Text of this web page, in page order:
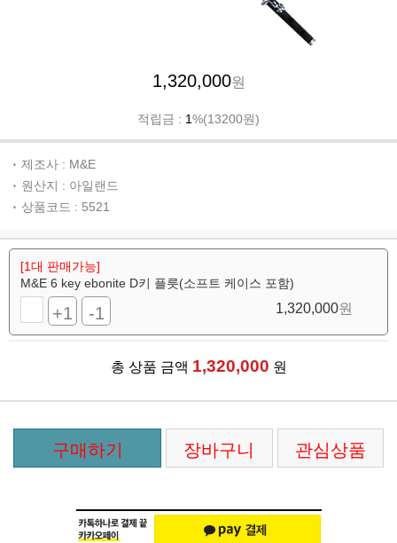
1,320,000원
적립금 : 1%(13200원)
제조사 : M&E
원산지 : 아일랜드
상품코드 : 5521
[1대 판매가능]
M&E 6 key ebonite D키 플릇(소프트 케이스 포함)
+1 -1 1,320,000원
총 상품 금액 1,320,000 원
구매하기 장바구니 관심상품